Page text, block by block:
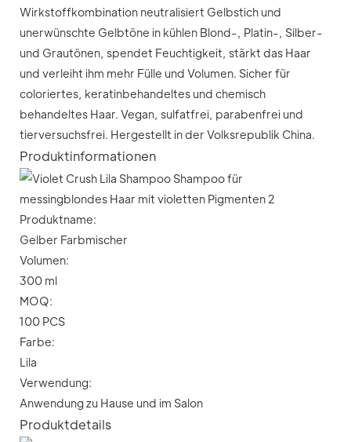
Wirkstoffkombination neutralisiert Gelbstich und
unerwünschte Gelbtöne in kühlen Blond-, Platin-, Silber-
und Grautönen, spendet Feuchtigkeit, stärkt das Haar
und verleiht ihm mehr Fülle und Volumen. Sicher für
coloriertes, keratinbehandeltes und chemisch
behandeltes Haar. Vegan, sulfatfrei, parabenfrei und
tierversuchsfrei. Hergestellt in der Volksrepublik China.
Produktinformationen
Produktname:
Gelber Farbmischer
Volumen:
300 ml
MOQ:
100 PCS
Farbe:
Lila
Verwendung:
Anwendung zu Hause und im Salon
Produktdetails